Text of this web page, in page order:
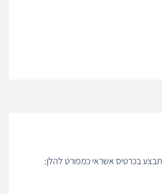
בכרטיס אשראי כמפורט להלן: